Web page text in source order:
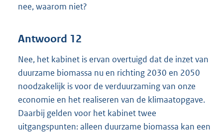
nee, waarom niet?
Antwoord 12
Nee, het kabinet is ervan overtuigd dat de inzet van
duurzame biomassa nu en richting 2030 en 2050
noodzakelijk is voor de verduurzaming van onze
economie en het realiseren van de klimaatopgave.
Daarbij gelden voor het kabinet twee
uitgangspunten: alleen duurzame biomassa kan een